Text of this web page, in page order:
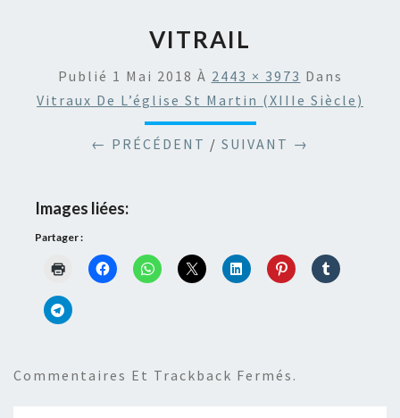
VITRAIL
Publié 1 Mai 2018 À 2443 × 3973 Dans
Vitraux De L’église St Martin (XIIIe Siècle)
← PRÉCÉDENT / SUIVANT →
Images liées:
Partager :
Commentaires Et Trackback Fermés.